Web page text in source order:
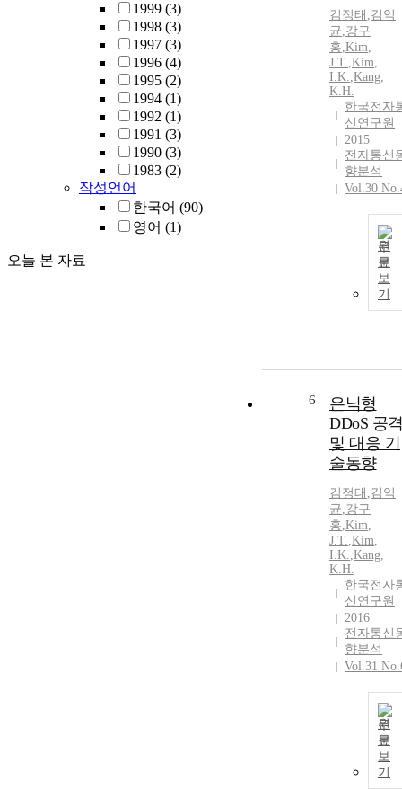
1999 (3)
1998 (3)
1997 (3)
1996 (4)
1995 (2)
1994 (1)
1992 (1)
1991 (3)
1990 (3)
1983 (2)
작성언어
한국어 (90)
영어 (1)
오늘 본 자료
김정태 ,김익
균,강구
홍,Kim,
J.T.,Kim,
I.K.,Kang,
K.H.
한국전자
신연구원
2015
전자통신
향분석
Vol.30
원
문
보
기
6
은닉형
DDoS 공
및 대응 기
술동향
김정태 ,김익
균,강구
홍,Kim,
J.T.,Kim,
I.K.,Kang,
K.H.
한국전자
신연구원
2016
전자통신
향분석
Vol.31
원
문
보
기